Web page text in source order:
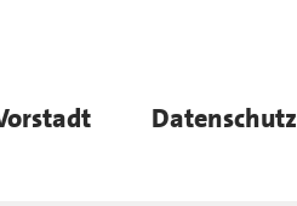
Datenschutz